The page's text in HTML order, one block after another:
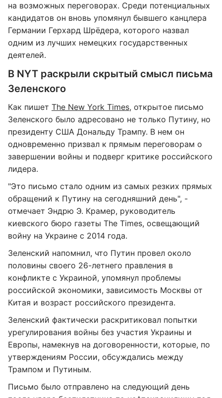
на возможных переговорах. Среди потенциальных
кандидатов он вновь упомянул бывшего канцлера
Германии Герхард Шрёдера, которого назвал
одним из лучших немецких государственных
деятелей.
В NYT раскрыли скрытый смысл письма
Зеленского
Как пишет The New York Times, открытое письмо
Зеленского было адресовано не только Путину, но
президенту США Дональду Трампу. В нем он
одновременно призвал к прямым переговорам о
завершении войны и подверг критике российского
лидера.
"Это письмо стало одним из самых резких прямых
обращений к Путину на сегодняшний день", -
отмечает Эндрю Э. Крамер, руководитель
киевского бюро газеты The Times, освещающий
войну на Украине с 2014 года.
Зеленский напомнил, что Путин провел около
половины своего 26-летнего правления в
конфликте с Украиной, упомянул проблемы
российской экономики, зависимость Москвы от
Китая и возраст российского президента.
Зеленский фактически раскритиковал попытки
урегулирования войны без участия Украины и
Европы, намекнув на договоренности, которые, по
утверждениям России, обсуждались между
Трампом и Путиным.
Письмо было отправлено на следующий день